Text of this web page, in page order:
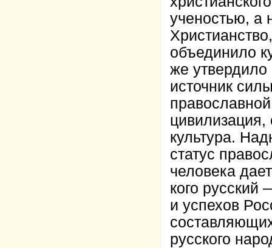
ученостью, а
объединило
же утвердило
источник
культура.
статус
человека
кого
и успехов
русского